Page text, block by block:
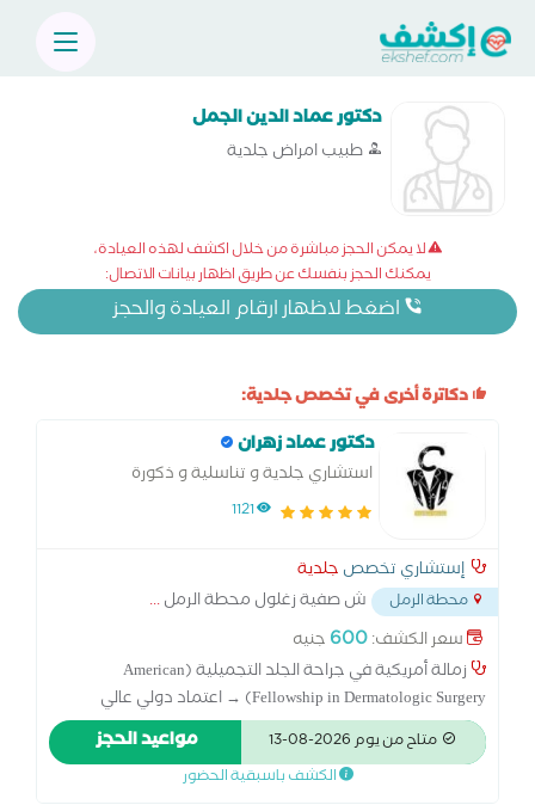
دكتور عماد الدين الجمل
طبيب امراض جلدية
لا يمكن الحجز مباشرة من خلال اكشف لهذه العيادة،
يمكنك الحجز بنفسك عن طريق اظهار بيانات الاتصال:
اضغط لاظهار ارقام العيادة والحجز
دكاترة أخرى في تخصص جلدية:
دكتور عماد زهران
استشاري جلدية و تناسلية و ذكورة
1121
إستشاري تخصص جلدية
محطة الرمل ش صفية زغلول محطة الرمل...
سعر الكشف:600 جنيه
زمالة أمريكية في جراحة الجلد التجميلية (American
Fellowship in Dermatologic Surgery) → اعتماد دولي عالي
الجودة. البورد السعودي في الأمراض الجلدية (Saudi Board
Certificate in Dermatology) → مؤهل معتمد للعمل بالمملكة
والخليج. استشاري الأمراض الجلدية والتناسلية بمستشفى
متاح من يوم 2026-08-13 مواعيد الحجز
الكشف باسبقية الحضور